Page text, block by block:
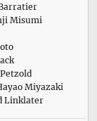
Misumi
Miyazaki
Linklater